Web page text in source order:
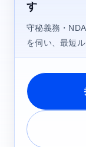
す
守秘義務・
を伺い、最短